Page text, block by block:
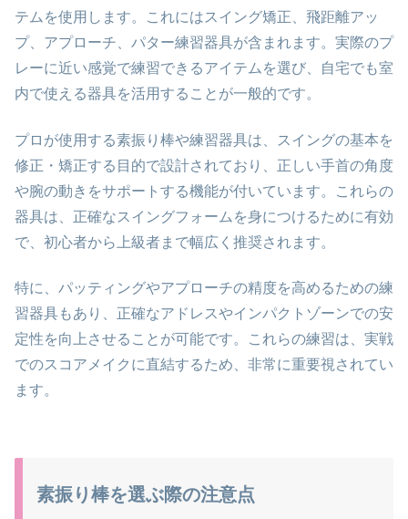
テムを使用します。これにはスイング矯正、飛距離アッ
プ、アプローチ、パター練習器具が含まれます。実際のプ
レーに近い感覚で練習できるアイテムを選び、自宅でも室
内で使える器具を活用することが一般的です。
プロが使用する素振り棒や練習器具は、スイングの基本を
修正・矯正する目的で設計されており、正しい手首の角度
や腕の動きをサポートする機能が付いています。これらの
器具は、正確なスイングフォームを身につけるために有効
で、初心者から上級者まで幅広く推奨されます。
特に、パッティングやアプローチの精度を高めるための練
習器具もあり、正確なアドレスやインパクトゾーンでの安
定性を向上させることが可能です。これらの練習は、実戦
でのスコアメイクに直結するため、非常に重要視されてい
ます。
素振り棒を選ぶ際の注意点